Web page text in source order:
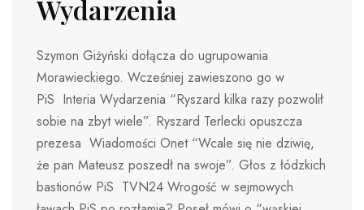
Wydarzenia
Szymon Giżyński dołącza do ugrupowania
Morawieckiego. Wcześniej zawieszono go w
PiS Interia Wydarzenia “Ryszard kilka razy pozwolił
sobie na zbyt wiele”. Ryszard Terlecki opuszcza
prezesa Wiadomości Onet “Wcale się nie dziwię,
że pan Mateusz poszedł na swoje”. Głos z łódzkich
bastionów PiS TVN24 Wrogość w sejmowych